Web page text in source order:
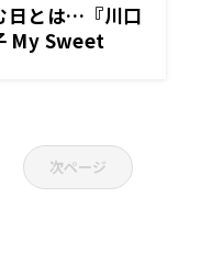
日とは…『川口
My Sweet
次ページ